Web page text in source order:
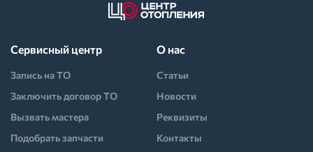
Сервисный центр
Запись на ТО
Заключить договор ТО
Вызвать мастера
Подобрать запчасти
О нас
Статьи
Новости
Реквизиты
Контакты